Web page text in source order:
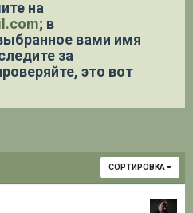
на
; в
вами имя
за
это вот
СОРТИРОВКА